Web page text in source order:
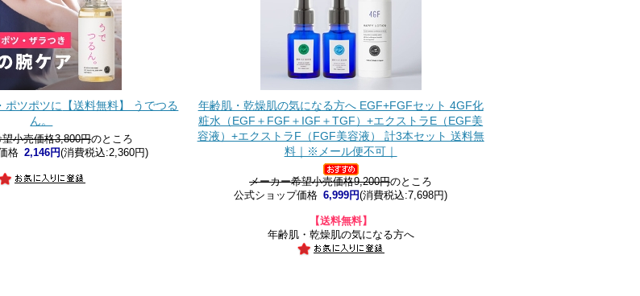
ポツポツに
【送料無料】 うでつる
ん。
小売価格3,800円のところ
格 2,146円(消費税込:2,360円)
年齢肌・乾燥肌の気になる方へ EGF+FGFセット 4GF化
粧水（EGF＋FGF＋IGF＋TGF）+エクストラE（EGF美
容液）+エクストラF（FGF美容液） 計3本セット 送料無
料｜※メール便不可｜
メーカー希望小売価格9,200円のところ
公式ショップ価格 6,999円(消費税込:7,698円)
【送料無料】
年齢肌・乾燥肌の気になる方へ